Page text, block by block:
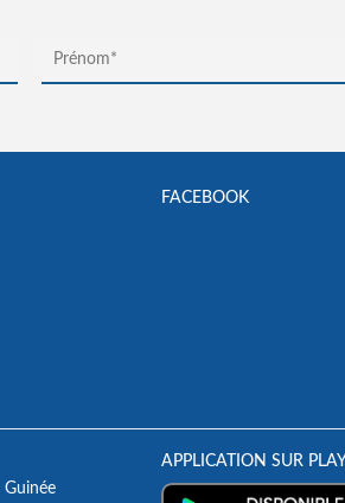
FACEBOOK
Guinée
APPLICATION SUR